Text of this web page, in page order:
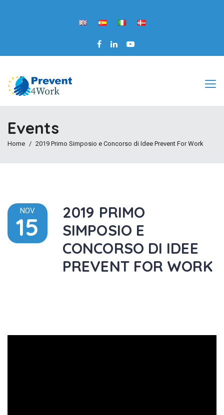
Events
Home 2019 Primo Simposio e Concorso di Idee Prevent For Work
NOV
15
2019 PRIMO
SIMPOSIO E
CONCORSO DI IDEE
PREVENT FOR WORK